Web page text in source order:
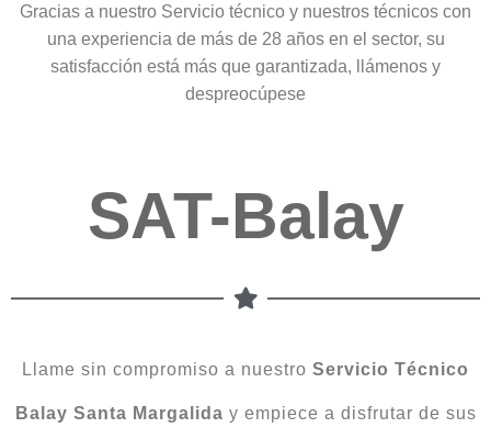
Gracias a nuestro Servicio técnico y nuestros técnicos con
una experiencia de más de 28 años en el sector, su
satisfacción está más que garantizada, llámenos y
despreocúpese
SAT-Balay
Llame sin compromiso a nuestro Servicio Técnico
Balay Santa Margalida y empiece a disfrutar de sus